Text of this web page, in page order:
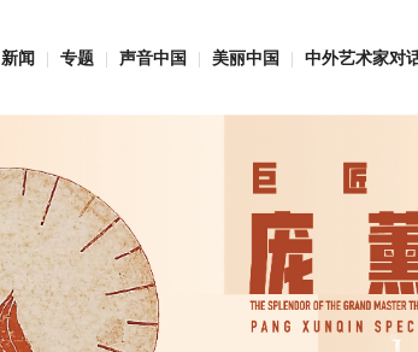
新闻 专题 声音中国 美丽中国 中外艺术家对